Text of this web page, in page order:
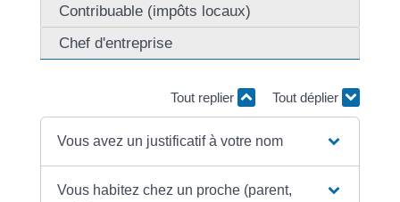
Contribuable (impôts locaux)
Chef d'entreprise
Tout replier Tout déplier
Vous avez un justificatif à votre nom
Vous habitez chez un proche (parent,